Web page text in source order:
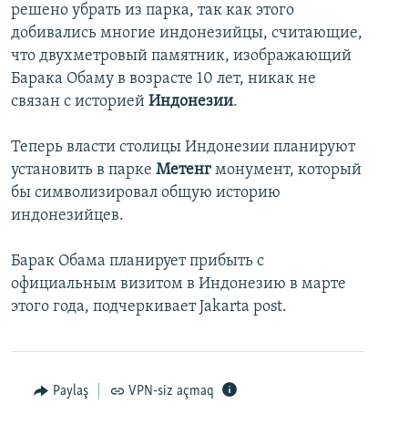
BIZIMLƏ ƏLAQƏ
XƏBƏR BÜLLETENLƏRIMIZ
решено убрать из парка, так как этого
добивались многие индонезийцы, считающие,
что двухметровый памятник, изображающий
Барака Обаму в возрасте 10 лет, никак не
связан с историей Индонезии.
Теперь власти столицы Индонезии планируют
установить в парке Метенг монумент, который
бы символизировал общую историю
индонезийцев.
Барак Обама планирует прибыть с
официальным визитом в Индонезию в марте
этого года, подчеркивает Jakarta post.
Paylaş VPN-siz açmaq